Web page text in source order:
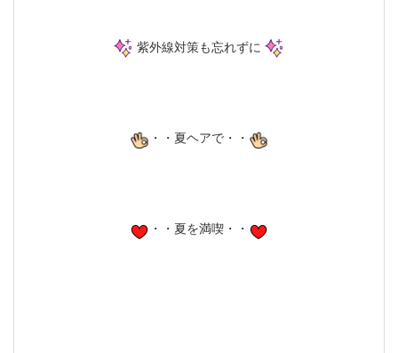
紫外線対策も忘れずに
・・夏ヘアで・・
・・夏を満喫・・